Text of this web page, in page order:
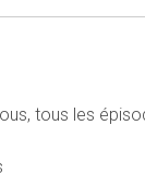
tous les